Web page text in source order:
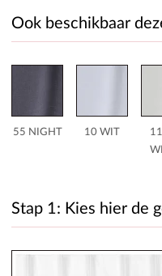
Ook beschikbaar
55 NIGHT 10 WIT
Stap 1: Kies hier de